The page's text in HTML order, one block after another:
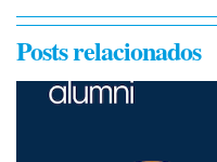
Posts relacionados